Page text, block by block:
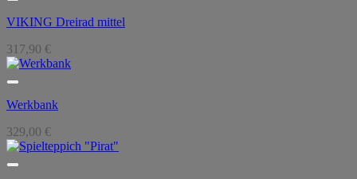
VIKING Dreirad mittel
317,90 €
Werkbank
329,00 €